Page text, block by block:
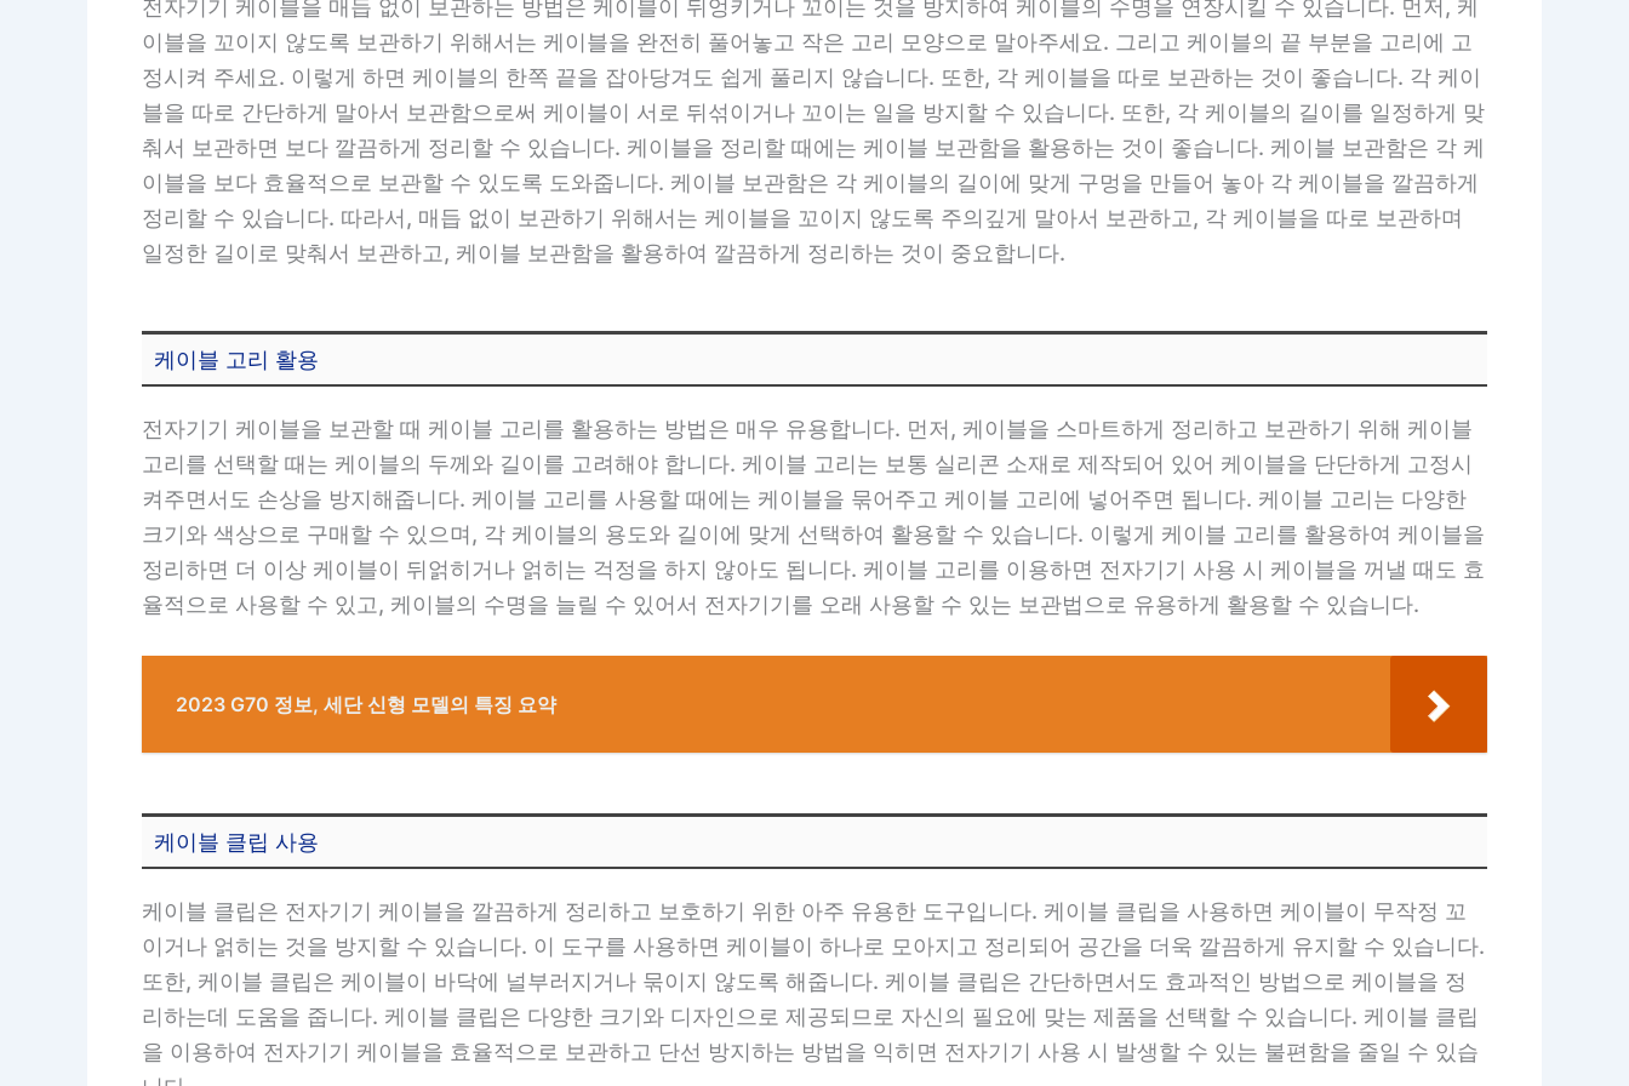
전자기기 케이블을 매듭 없이 보관하는 방법은 케이블이 뒤엉키거나 꼬이는 것을 방지하여 케이블의 수명을 연장시킬 수 있습니다. 먼저, 케
이블을 꼬이지 않도록 보관하기 위해서는 케이블을 완전히 풀어놓고 작은 고리 모양으로 말아주세요. 그리고 케이블의 끝 부분을 고리에 고
정시켜 주세요. 이렇게 하면 케이블의 한쪽 끝을 잡아당겨도 쉽게 풀리지 않습니다. 또한, 각 케이블을 따로 보관하는 것이 좋습니다. 각 케이
블을 따로 간단하게 말아서 보관함으로써 케이블이 서로 뒤섞이거나 꼬이는 일을 방지할 수 있습니다. 또한, 각 케이블의 길이를 일정하게 맞
춰서 보관하면 보다 깔끔하게 정리할 수 있습니다. 케이블을 정리할 때에는 케이블 보관함을 활용하는 것이 좋습니다. 케이블 보관함은 각 케
이블을 보다 효율적으로 보관할 수 있도록 도와줍니다. 케이블 보관함은 각 케이블의 길이에 맞게 구멍을 만들어 놓아 각 케이블을 깔끔하게
정리할 수 있습니다. 따라서, 매듭 없이 보관하기 위해서는 케이블을 꼬이지 않도록 주의깊게 말아서 보관하고, 각 케이블을 따로 보관하며
일정한 길이로 맞춰서 보관하고, 케이블 보관함을 활용하여 깔끔하게 정리하는 것이 중요합니다.
케이블 고리 활용
전자기기 케이블을 보관할 때 케이블 고리를 활용하는 방법은 매우 유용합니다. 먼저, 케이블을 스마트하게 정리하고 보관하기 위해 케이블
고리를 선택할 때는 케이블의 두께와 길이를 고려해야 합니다. 케이블 고리는 보통 실리콘 소재로 제작되어 있어 케이블을 단단하게 고정시
켜주면서도 손상을 방지해줍니다. 케이블 고리를 사용할 때에는 케이블을 묶어주고 케이블 고리에 넣어주면 됩니다. 케이블 고리는 다양한
크기와 색상으로 구매할 수 있으며, 각 케이블의 용도와 길이에 맞게 선택하여 활용할 수 있습니다. 이렇게 케이블 고리를 활용하여 케이블을
정리하면 더 이상 케이블이 뒤얽히거나 얽히는 걱정을 하지 않아도 됩니다. 케이블 고리를 이용하면 전자기기 사용 시 케이블을 꺼낼 때도 효
율적으로 사용할 수 있고, 케이블의 수명을 늘릴 수 있어서 전자기기를 오래 사용할 수 있는 보관법으로 유용하게 활용할 수 있습니다.
2023 G70 정보, 세단 신형 모델의 특징 요약
케이블 클립 사용
케이블 클립은 전자기기 케이블을 깔끔하게 정리하고 보호하기 위한 아주 유용한 도구입니다. 케이블 클립을 사용하면 케이블이 무작정 꼬
이거나 얽히는 것을 방지할 수 있습니다. 이 도구를 사용하면 케이블이 하나로 모아지고 정리되어 공간을 더욱 깔끔하게 유지할 수 있습니다.
또한, 케이블 클립은 케이블이 바닥에 널부러지거나 묶이지 않도록 해줍니다. 케이블 클립은 간단하면서도 효과적인 방법으로 케이블을 정
리하는데 도움을 줍니다. 케이블 클립은 다양한 크기와 디자인으로 제공되므로 자신의 필요에 맞는 제품을 선택할 수 있습니다. 케이블 클립
을 이용하여 전자기기 케이블을 효율적으로 보관하고 단선 방지하는 방법을 익히면 전자기기 사용 시 발생할 수 있는 불편함을 줄일 수 있습